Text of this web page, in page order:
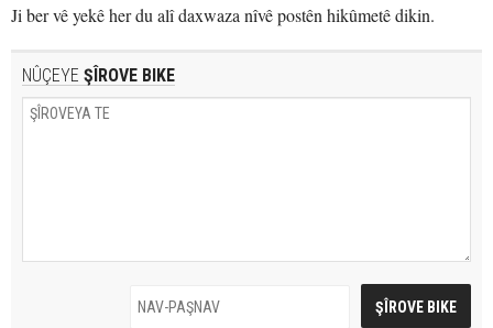
Ji ber vê yekê her du alî daxwaza nîvê postên hikûmetê dikin.
NÛÇEYE ŞÎROVE BIKE